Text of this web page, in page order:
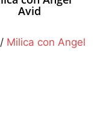
Avid
/ Milica con Angel